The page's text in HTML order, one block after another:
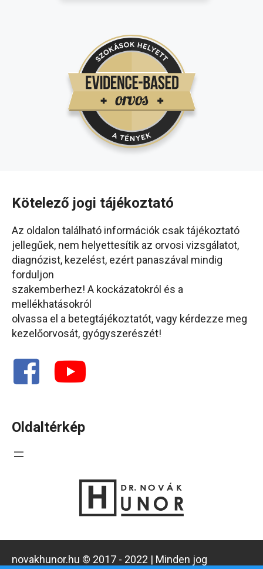
Kötelező jogi tájékoztató
Az oldalon található információk csak tájékoztató
jellegűek, nem helyettesítik az orvosi vizsgálatot,
diagnózist, kezelést, ezért panaszával mindig
forduljon
szakemberhez! A kockázatokról és a
mellékhatásokról
olvassa el a betegtájékoztatót, vagy kérdezze meg
kezelőorvosát, gyógyszerészét!
Oldaltérkép
novakhunor.hu © 2017 - 2022 | Minden jog